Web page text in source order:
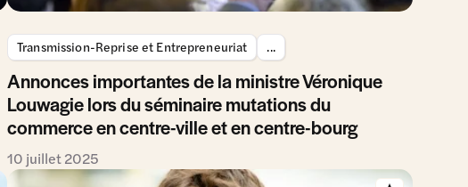
Transmission-Reprise et Entrepreneuriat ...
Annonces importantes de la ministre Véronique
Louwagie lors du séminaire mutations du
commerce en centre-ville et en centre-bourg
10 juillet 2025